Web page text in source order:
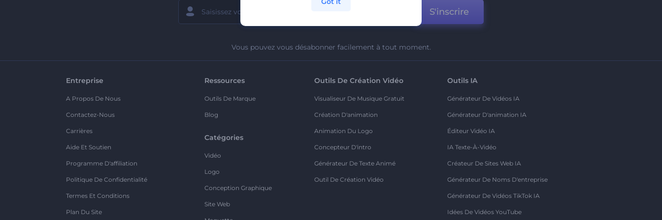
S'inscrire
Vous pouvez vous désabonner facilement à tout moment.
Entreprise
A Propos De Nous
Contactez-Nous
Carrières
Aide Et Soutien
Programme D'affiliation
Politique De Confidentialité
Termes Et Conditions
Plan Du Site
Ressources
Outils De Marque
Blog
Catégories
Vidéo
Logo
Conception Graphique
Site Web
Outils De Création Vidéo
Visualiseur De Musique Gratuit
Création D'animation
Animation Du Logo
Concepteur D'intro
Générateur De Texte Animé
Outil De Création Vidéo
Outils IA
Générateur De Vidéos IA
Générateur D'animation IA
Éditeur Vidéo IA
IA Texte-À-Vidéo
Créateur De Sites Web IA
Générateur De Noms D'entreprise
Générateur De Vidéos TikTok IA
Idées De Vidéos YouTube